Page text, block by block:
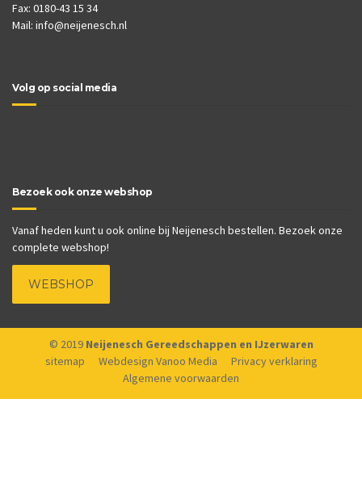
Fax: 0180-43 15 34
Mail: info@neijenesch.nl
Volg op social media
Bezoek ook onze webshop
Vanaf heden kunt u ook online bij Neijenesch bestellen. Bezoek onze
complete webshop!
WEBSHOP
© 2019 Neijenesch Gereedschappen en IJzerwaren
sitemap
Webdesign Vanoo Media
Privacy verklaring
Algemene voorwaarden